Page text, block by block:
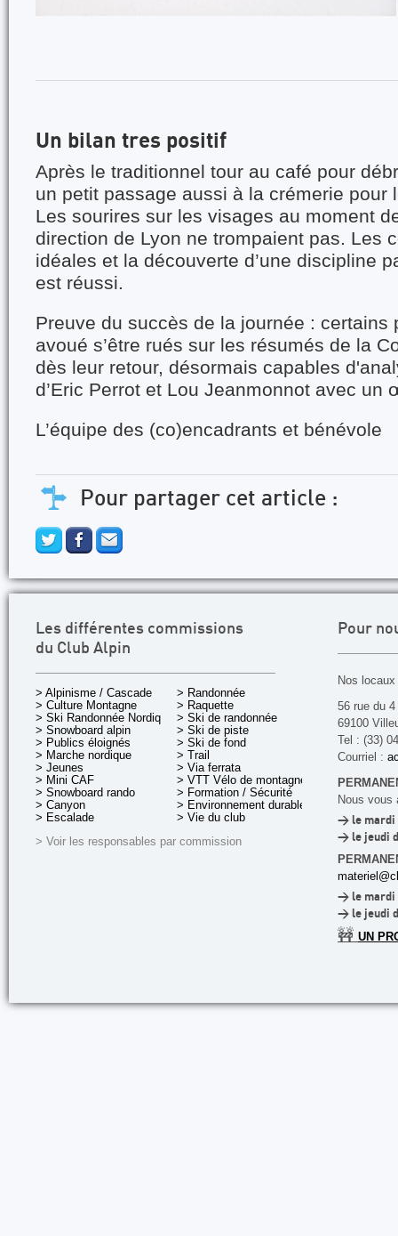
Un bilan tres positif
Après le traditionnel tour au café pour
un petit passage aussi à la crémerie pour
Les sourires sur les visages au moment
direction de Lyon ne trompaient pas. Les
idéales et la découverte d’une discipline
est réussi.
Preuve du succès de la journée : certains
avoué s’être rués sur les résumés de la
dès leur retour, désormais capables
d’Eric Perrot et Lou Jeanmonnot avec un
L’équipe des (co)encadrants et bénévole
Pour partager cet article :
Les différentes commissions
du Club Alpin
> Alpinisme / Cascade
> Culture Montagne
> Ski Randonnée Nordique
> Snowboard alpin
> Publics éloignés
> Marche nordique
> Jeunes
> Mini CAF
> Snowboard rando
> Canyon
> Escalade
> Randonnée
> Raquette
> Ski de randonnée
> Ski de piste
> Ski de fond
> Trail
> Via ferrata
> VTT Vélo de montagne
> Formation / Sécurité
> Environnement durable
> Vie du club
> Voir les responsables par commission
Pour
Nos
56 rue du
69100
Tel : (33)
Courriel :
Nous vous
> le mardi
> le jeudi
> le mardi
> le jeudi
🚧 UN